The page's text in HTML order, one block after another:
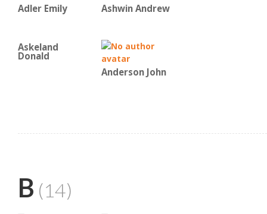
Adler Emily Ashwin Andrew
Askeland
Donald
Anderson John
B (14)